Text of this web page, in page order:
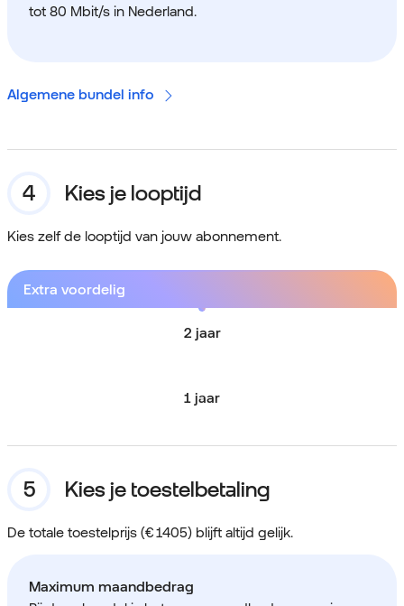
tot 80 Mbit/s in Nederland.
Algemene bundel info
Kies je looptijd
Kies zelf de looptijd van jouw abonnement.
Extra voordelig
2 jaar
1 jaar
Kies je toestelbetaling
De totale toestelprijs (€ 1405) blijft altijd gelijk.
Maximum maandbedrag